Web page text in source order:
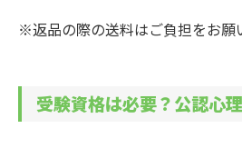
※返品の際の送料はご負担をお願
受験資格は必要？公認心